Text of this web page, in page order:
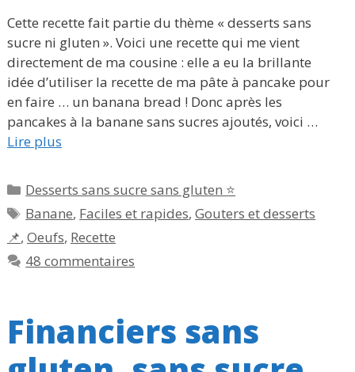
Cette recette fait partie du thème « desserts sans
sucre ni gluten ». Voici une recette qui me vient
directement de ma cousine : elle a eu la brillante
idée d’utiliser la recette de ma pâte à pancake pour
en faire … un banana bread ! Donc après les
pancakes à la banane sans sucres ajoutés, voici …
Lire plus
Catégories
Desserts sans sucre sans gluten ⭐
Étiquettes
Banane, Faciles et rapides,Gouters et desserts
📌, Oeufs, Recette
48 commentaires
Financiers sans